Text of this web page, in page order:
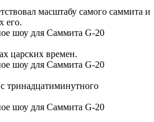
масштабу самого саммита и
его.
царских времен.
тринадцатиминутного